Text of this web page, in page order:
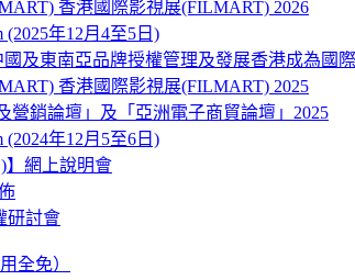
香港國際影視展(FILMART) 2026
(2025年12月4至5日)
及東南亞品牌授權管理及發展香港成為國
香港國際影視展(FILMART) 2025
營銷論壇」及「亞洲電子商貿論壇」2025
(2024年12月5至6日)
網上說明會
研討會
全免）